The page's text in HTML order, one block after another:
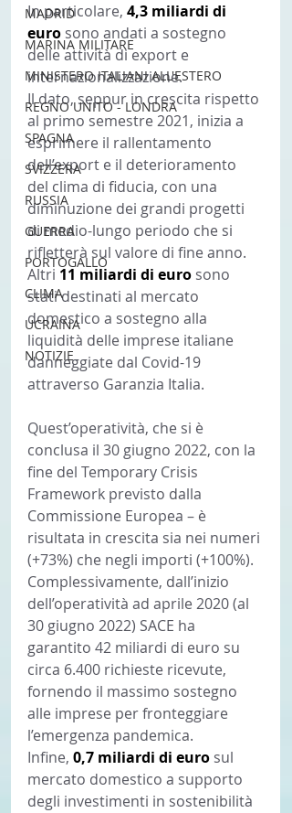
MADRID
MARINA MILITARE
MINISTERO ITALIANI ALL'ESTERO
REGNO UNITO - LONDRA
SPAGNA
SVIZZERA
RUSSIA
GUERRA
PORTOGALLO
CLIMA
UCRAINA
NOTIZIE
In particolare, 4,3 miliardi di
euro sono andati a sostegno
delle attività di export e
internazionalizzazione.
Il dato, seppur in crescita rispetto
al primo semestre 2021, inizia a
esprimere il rallentamento
dell’export e il deterioramento
del clima di fiducia, con una
diminuzione dei grandi progetti
di medio-lungo periodo che si
rifletterà sul valore di fine anno.
Altri 11 miliardi di euro sono
stati destinati al mercato
domestico a sostegno alla
liquidità delle imprese italiane
danneggiate dal Covid-19
attraverso Garanzia Italia.
Quest’operatività, che si è
conclusa il 30 giugno 2022, con la
fine del Temporary Crisis
Framework previsto dalla
Commissione Europea – è
risultata in crescita sia nei numeri
(+73%) che negli importi (+100%).
Complessivamente, dall’inizio
dell’operatività ad aprile 2020 (al
30 giugno 2022) SACE ha
garantito 42 miliardi di euro su
circa 6.400 richieste ricevute,
fornendo il massimo sostegno
alle imprese per fronteggiare
l’emergenza pandemica.
Infine, 0,7 miliardi di euro sul
mercato domestico a supporto
degli investimenti in sostenibilità